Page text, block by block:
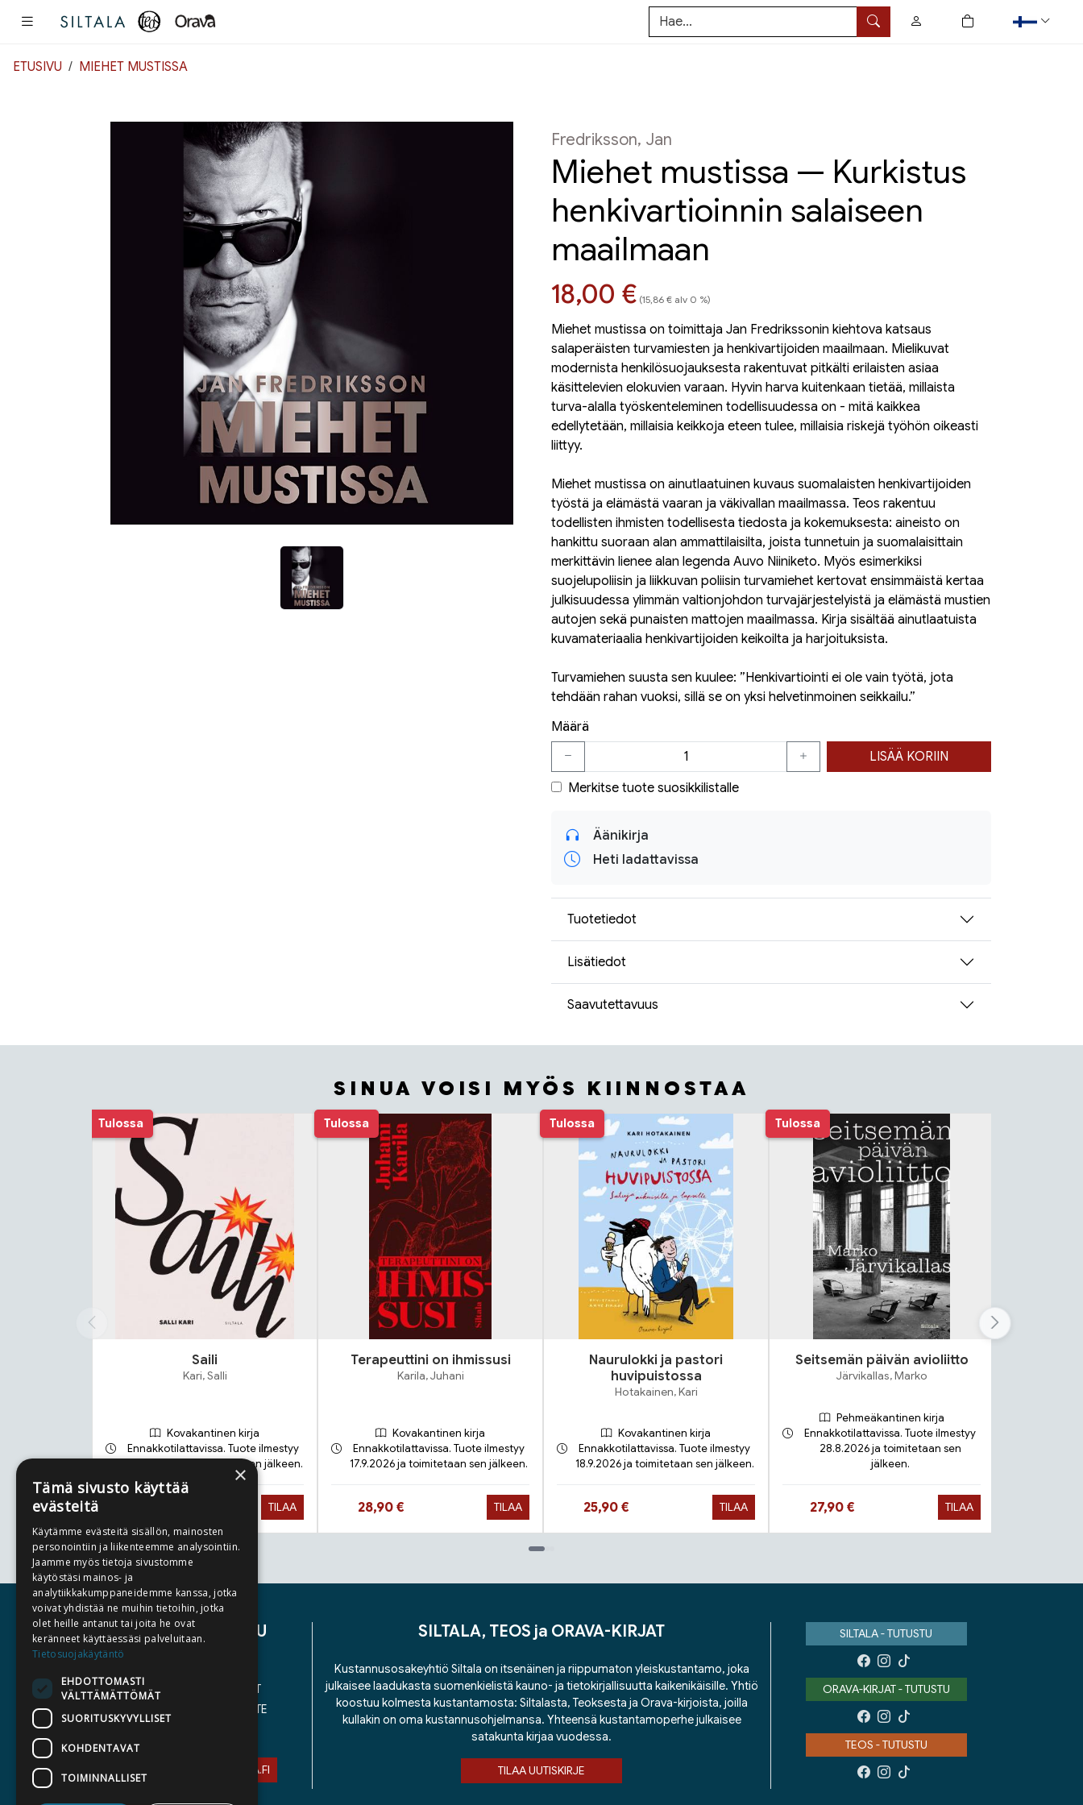
Hae
0
tuotetta ostoskorissa
ETUSIVU MIEHET MUSTISSA
Fredriksson, Jan
Miehet mustissa — Kurkistus
henkivartioinnin salaiseen
maailmaan
Hinta nyt
18,00 € (15,86 € alv 0 %)
Miehet mustissa on toimittaja Jan Fredrikssonin kiehtova katsaus
salaperäisten turvamiesten ja henkivartijoiden maailmaan. Mielikuvat
modernista henkilösuojauksesta rakentuvat pitkälti erilaisten asiaa
käsittelevien elokuvien varaan. Hyvin harva kuitenkaan tietää, millaista
turva-alalla työskenteleminen todellisuudessa on - mitä kaikkea
edellytetään, millaisia keikkoja eteen tulee, millaisia riskejä työhön oikeasti
liittyy.
Miehet mustissa on ainutlaatuinen kuvaus suomalaisten henkivartijoiden
työstä ja elämästä vaaran ja väkivallan maailmassa. Teos rakentuu
todellisten ihmisten todellisesta tiedosta ja kokemuksesta: aineisto on
hankittu suoraan alan ammattilaisilta, joista tunnetuin ja suomalaisittain
merkittävin lienee alan legenda Auvo Niiniketo. Myös esimerkiksi
suojelupoliisin ja liikkuvan poliisin turvamiehet kertovat ensimmäistä kertaa
julkisuudessa ylimmän valtionjohdon turvajärjestelyistä ja elämästä mustien
autojen sekä punaisten mattojen maailmassa. Kirja sisältää ainutlaatuista
kuvamateriaalia henkivartijoiden keikoilta ja harjoituksista.
Turvamiehen suusta sen kuulee: ”Henkivartiointi ei ole vain työtä, jota
tehdään rahan vuoksi, sillä se on yksi helvetinmoinen seikkailu.”
Määrä
LISÄÄ KORIIN
Merkitse tuote suosikkilistalle
Äänikirja
Heti ladattavissa
Tuotetiedot
Lisätiedot
Saavutettavuus
SINUA VOISI MYÖS KIINNOSTAA
Tuoteluettelon alku
Tulossa
Saili
Kari, Salli
Kovakantinen kirja
Ennakkotilattavissa. Tuote ilmestyy
21.9.2026 ja toimitetaan sen jälkeen.
TILAA
Tulossa
Terapeuttini on ihmissusi
Karila, Juhani
Kovakantinen kirja
Ennakkotilattavissa. Tuote ilmestyy
17.9.2026 ja toimitetaan sen jälkeen.
Hinta nyt
28,90 € TILAA
Tulossa
Naurulokki ja pastori
huvipuistossa
Hotakainen, Kari
Kovakantinen kirja
Ennakkotilattavissa. Tuote ilmestyy
18.9.2026 ja toimitetaan sen jälkeen.
Hinta nyt
25,90 € TILAA
Tulossa
Seitsemän päivän avioliitto
Järvikallas, Marko
Pehmeäkantinen kirja
Ennakkotilattavissa. Tuote ilmestyy
28.8.2026 ja toimitetaan sen
jälkeen.
Hinta nyt
27,90 € TILAA
Tuoteluettelon loppu
ASIAKASPALVELU
YLEISET TOIMITUSEHDOT
SAAVUTETTAVUUSSELOSTE
ASIAKASPALVELU@STORIA.FI
SILTALA, TEOS ja ORAVA-KIRJAT
Kustannusosakeyhtiö Siltala on itsenäinen ja riippumaton yleiskustantamo, joka
julkaisee laadukasta suomenkielistä kauno- ja tietokirjallisuutta kaikenikäisille. Yhtiö
koostuu kolmesta kustantamosta: Siltalasta, Teoksesta ja Orava-kirjoista, joilla
kullakin on oma kustannusohjelmansa. Yhteensä kustantamoperhe julkaisee
satakunta kirjaa vuodessa.
TILAA UUTISKIRJE
SILTALA - TUTUSTU
ORAVA-KIRJAT - TUTUSTU
TEOS - TUTUSTU
×
Tämä sivusto käyttää
evästeitä
Käytämme evästeitä sisällön, mainosten
personointiin ja liikenteemme analysointiin.
Jaamme myös tietoja sivustomme
käytöstäsi mainos- ja
analytiikkakumppaneidemme kanssa, jotka
voivat yhdistää ne muihin tietoihin, jotka
olet heille antanut tai joita he ovat
keränneet käyttäessäsi palveluitaan.
Tietosuojakäytäntö
EHDOTTOMASTI
VÄLTTÄMÄTTÖMÄT
SUORITUSKYVYLLISET
KOHDENTAVAT
TOIMINNALLISET